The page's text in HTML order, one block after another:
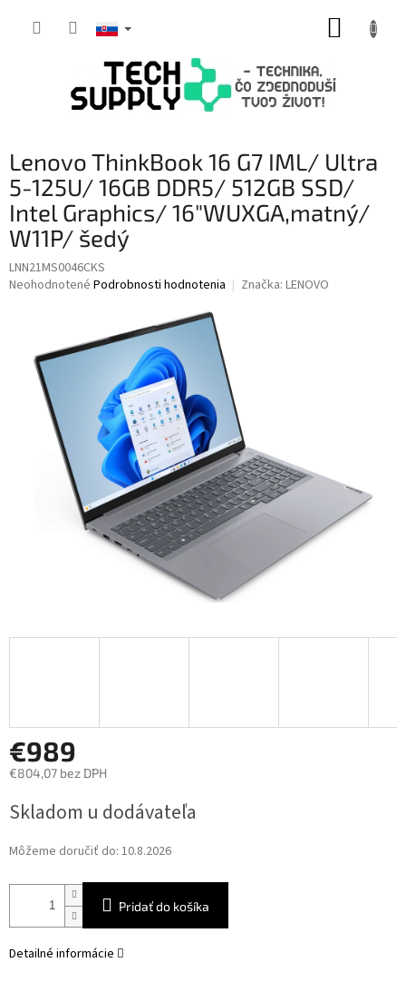
Lenovo ThinkBook 16 G7 IML/ Ultra
5-125U/ 16GB DDR5/ 512GB SSD/
Intel Graphics/ 16"WUXGA,matný/
W11P/ šedý
LNN21MS0046CKS
Priemerné
hviezdičiek.
Neohodnotené Podrobnosti hodnotenia Značka: LENOVO
€989
€804,07 bez DPH
cena:
Skladom u dodávateľa
Môžeme doručiť do: 10.8.2026
Pridať do košíka
Detailné informácie